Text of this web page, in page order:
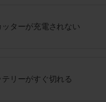
ターが充電されない
リーがすぐ切れる